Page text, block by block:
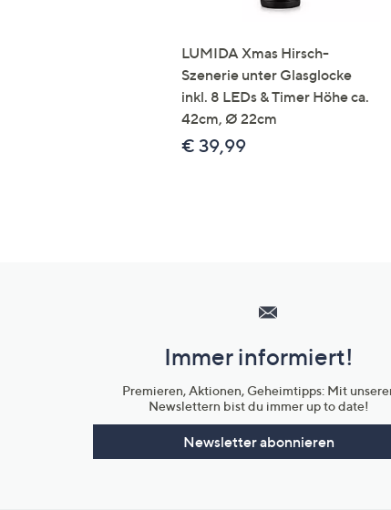
LUMIDA Xmas Hirsch-
Szenerie unter Glasglocke
inkl. 8 LEDs & Timer Höhe ca.
42cm, Ø 22cm
€ 39,99
Unternehmensinformationen
Immer informiert!
Premieren, Aktionen, Geheimtipps: Mit
Newslettern bist du immer up to date!
Newsletter abonnieren